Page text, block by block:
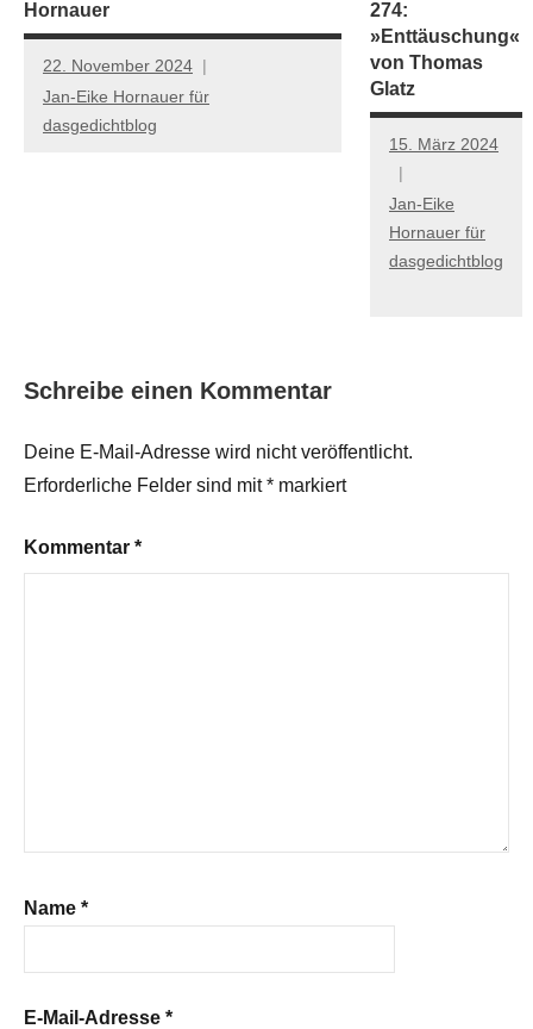
Hornauer
22. November 2024
Jan-Eike Hornauer für
dasgedichtblog
274:
»Enttäuschung«
von Thomas
Glatz
15. März 2024
Jan-Eike
Hornauer für
dasgedichtblog
Schreibe einen Kommentar
Deine E-Mail-Adresse wird nicht veröffentlicht.
Erforderliche Felder sind mit* markiert
Kommentar *
Name *
E-Mail-Adresse *